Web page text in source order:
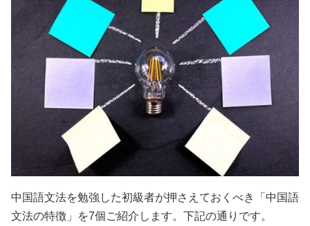
中国語文法を勉強した初級者が押さえておくべき「中国語
文法の特徴」を7個ご紹介します。下記の通りです。